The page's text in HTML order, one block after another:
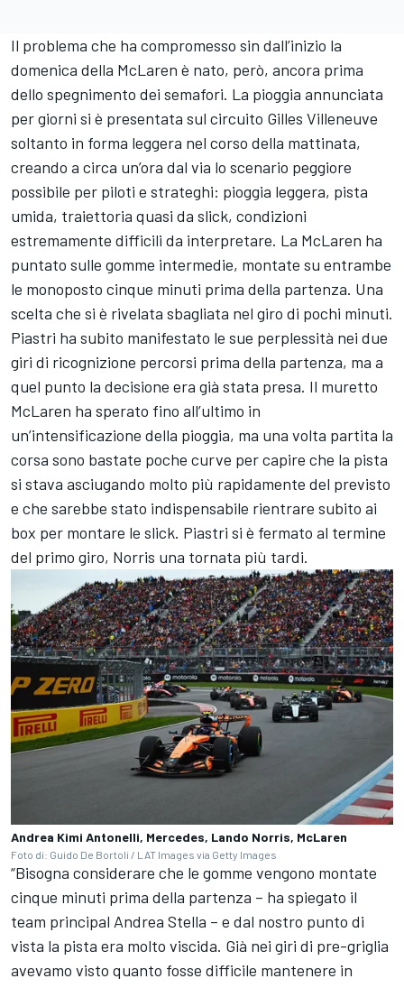
Il problema che ha compromesso sin dall’inizio la
domenica della McLaren è nato, però, ancora prima
dello spegnimento dei semafori. La pioggia annunciata
per giorni si è presentata sul circuito Gilles Villeneuve
soltanto in forma leggera nel corso della mattinata,
creando a circa un’ora dal via lo scenario peggiore
possibile per piloti e strateghi: pioggia leggera, pista
umida, traiettoria quasi da slick, condizioni
estremamente difficili da interpretare. La McLaren ha
puntato sulle gomme intermedie, montate su entrambe
le monoposto cinque minuti prima della partenza. Una
scelta che si è rivelata sbagliata nel giro di pochi minuti.
Piastri ha subito manifestato le sue perplessità nei due
giri di ricognizione percorsi prima della partenza, ma a
quel punto la decisione era già stata presa. Il muretto
McLaren ha sperato fino all’ultimo in
un’intensificazione della pioggia, ma una volta partita la
corsa sono bastate poche curve per capire che la pista
si stava asciugando molto più rapidamente del previsto
e che sarebbe stato indispensabile rientrare subito ai
box per montare le slick. Piastri si è fermato al termine
del primo giro, Norris una tornata più tardi.
Andrea Kimi Antonelli, Mercedes, Lando Norris, McLaren
Foto di: Guido De Bortoli / LAT Images via Getty Images
“Bisogna considerare che le gomme vengono montate
cinque minuti prima della partenza – ha spiegato il
team principal Andrea Stella – e dal nostro punto di
vista la pista era molto viscida. Già nei giri di pre-griglia
avevamo visto quanto fosse difficile mantenere in